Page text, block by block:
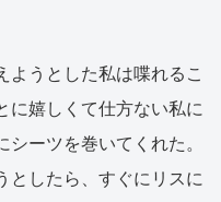
ようとした私は喋れるこ
に嬉しくて仕方ない私に
ーツを巻いてくれた。
としたら、すぐにリスに